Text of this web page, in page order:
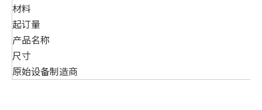
材料
起订量
产品名称
尺寸
原始设备制造商